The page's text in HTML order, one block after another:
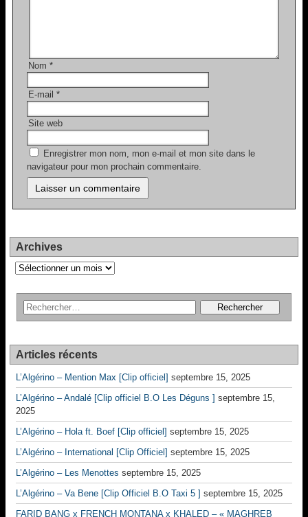
Nom *
E-mail *
Site web
Enregistrer mon nom, mon e-mail et mon site dans le
navigateur pour mon prochain commentaire.
Archives
Archives
Articles récents
L’Algérino – Mention Max [Clip officiel] septembre 15, 2025
L’Algérino – Andalé [Clip officiel B.O Les Déguns ] septembre 15,
2025
L’Algérino – Hola ft. Boef [Clip officiel] septembre 15, 2025
L’Algérino – International [Clip Officiel] septembre 15, 2025
L’Algérino – Les Menottes septembre 15, 2025
L’Algérino – Va Bene [Clip Officiel B.O Taxi 5 ] septembre 15, 2025
FARID BANG x FRENCH MONTANA x KHALED – « MAGHREB